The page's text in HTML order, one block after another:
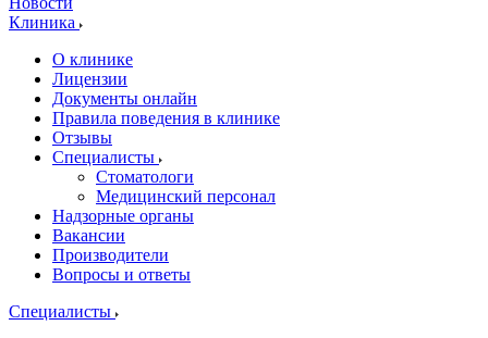
Клиника
О клинике
Лицензии
Документы онлайн
Правила поведения в клинике
Отзывы
Специалисты
Стоматологи
Медицинский персонал
Надзорные органы
Вакансии
Производители
Вопросы и ответы
Специалисты